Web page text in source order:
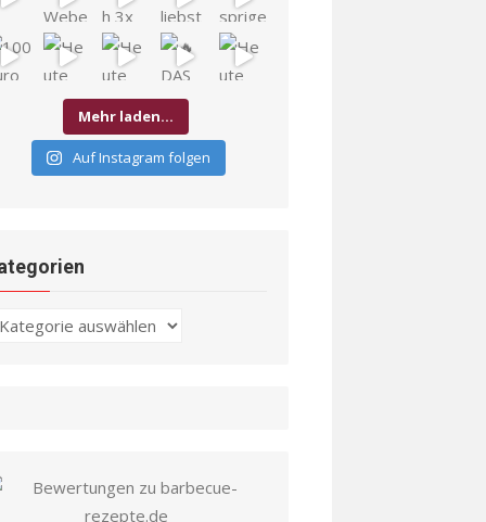
Mehr laden…
Auf Instagram folgen